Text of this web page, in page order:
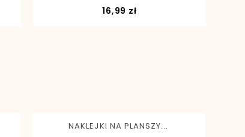
16,99 zł
NAKLEJKI NA PLANSZY...